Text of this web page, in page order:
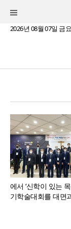
2026년 08월 07일 금
에서 ‘신학이 있는
기학술대회를 대면